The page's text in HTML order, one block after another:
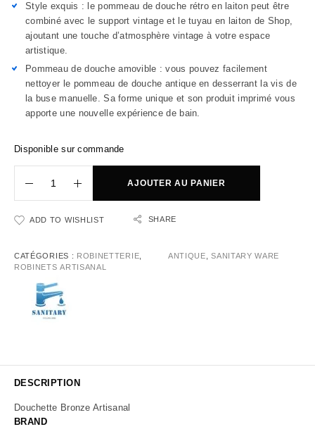
Style exquis : le pommeau de douche rétro en laiton peut être
combiné avec le support vintage et le tuyau en laiton de Shop,
ajoutant une touche d’atmosphère vintage à votre espace
artistique.
Pommeau de douche amovible : vous pouvez facilement
nettoyer le pommeau de douche antique en desserrant la vis de
la buse manuelle. Sa forme unique et son produit imprimé vous
apporte une nouvelle expérience de bain.
Disponible sur commande
AJOUTER AU PANIER
ADD TO WISHLIST SHARE
CATÉGORIES : ROBINETTERIE
ROBINETS ARTISANAL
ANTIQUE ,SANITARY WARE
DESCRIPTION
Douchette Bronze Artisanal
BRAND